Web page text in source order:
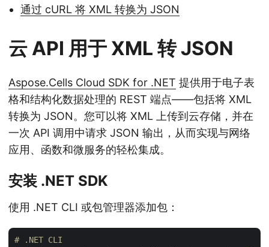
通过 cURL 将 XML 转换为 JSON
云 API 用于 XML 转 JSON
Aspose.Cells Cloud SDK for .NET 提供用于电子表
格和结构化数据处理的 REST 端点——包括将 XML
转换为 JSON。您可以将 XML 上传到云存储，并在
一次 API 调用中请求 JSON 输出，从而实现与网络
应用、函数和微服务的轻松集成。
安装 .NET SDK
使用 .NET CLI 或包管理器添加包：
# .NET CLI